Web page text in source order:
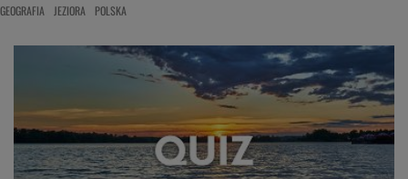
GEOGRAFIA JEZIORA POLSKA